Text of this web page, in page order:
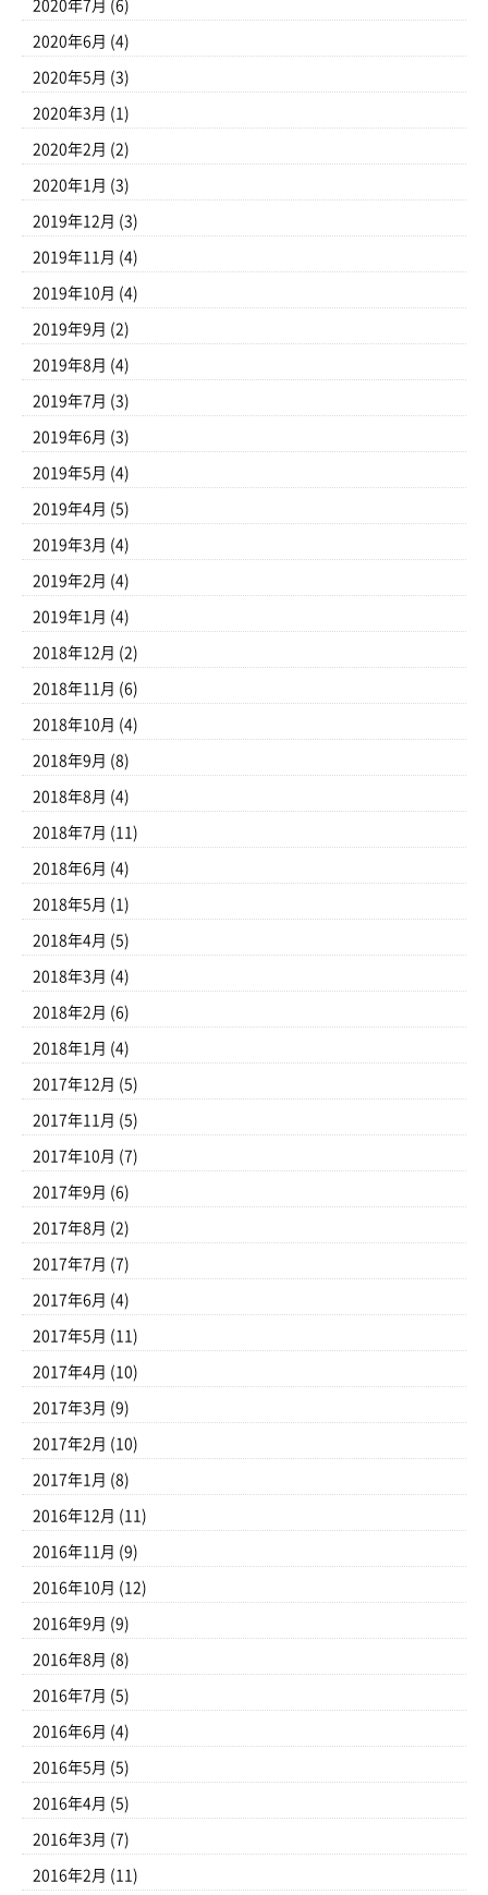
2020年7月 (6)
2020年6月 (4)
2020年5月 (3)
2020年3月 (1)
2020年2月 (2)
2020年1月 (3)
2019年12月 (3)
2019年11月 (4)
2019年10月 (4)
2019年9月 (2)
2019年8月 (4)
2019年7月 (3)
2019年6月 (3)
2019年5月 (4)
2019年4月 (5)
2019年3月 (4)
2019年2月 (4)
2019年1月 (4)
2018年12月 (2)
2018年11月 (6)
2018年10月 (4)
2018年9月 (8)
2018年8月 (4)
2018年7月 (11)
2018年6月 (4)
2018年5月 (1)
2018年4月 (5)
2018年3月 (4)
2018年2月 (6)
2018年1月 (4)
2017年12月 (5)
2017年11月 (5)
2017年10月 (7)
2017年9月 (6)
2017年8月 (2)
2017年7月 (7)
2017年6月 (4)
2017年5月 (11)
2017年4月 (10)
2017年3月 (9)
2017年2月 (10)
2017年1月 (8)
2016年12月 (11)
2016年11月 (9)
2016年10月 (12)
2016年9月 (9)
2016年8月 (8)
2016年7月 (5)
2016年6月 (4)
2016年5月 (5)
2016年4月 (5)
2016年3月 (7)
2016年2月 (11)